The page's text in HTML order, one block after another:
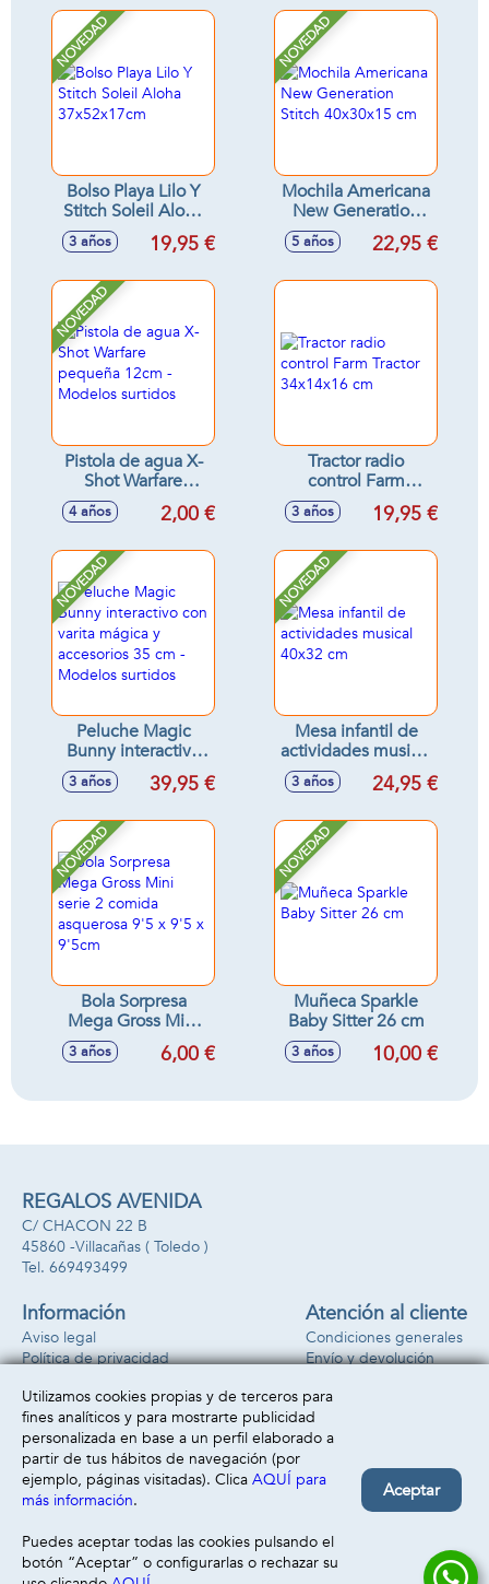
NOVEDAD
Bolso Playa Lilo Y
Stitch Soleil Aloha
37x52x17cm
3 años 19,95 €
NOVEDAD
Mochila Americana
New Generation
Stitch 40x30x15 cm
5 años 22,95 €
NOVEDAD
Pistola de agua X-
Shot Warfare
pequeña 12cm -
Modelos surtidos
4 años 2,00 €
Tractor radio
control Farm
Tractor 34x14x16
3 años 19,95 €
NOVEDAD
Peluche Magic
Bunny interactivo
con varita mágica y
accesorios 35 cm -
3 años 39,95 €
NOVEDAD
Mesa infantil de
actividades musical
40x32 cm
3 años 24,95 €
NOVEDAD
Bola Sorpresa
Mega Gross Mini
serie 2 comida
asquerosa 9'5 x 9'5
3 años 6,00 €
NOVEDAD
Muñeca Sparkle
Baby Sitter 26 cm
3 años 10,00 €
REGALOS AVENIDA
C/ CHACON 22 B
45860 -Villacañas ( Toledo )
669493499
Información
Aviso legal
Política de privacidad
Atención al cliente
Condiciones generales
Envío y devolución
Formas de pago
Utilizamos cookies propias y de terceros para
fines analíticos y para mostrarte publicidad
personalizada en base a un perfil elaborado a
partir de tus hábitos de navegación (por
ejemplo, páginas visitadas). Clica AQUÍ para
más información.
Puedes aceptar todas las cookies pulsando el
botón “Aceptar” o configurarlas o rechazar su
Aceptar